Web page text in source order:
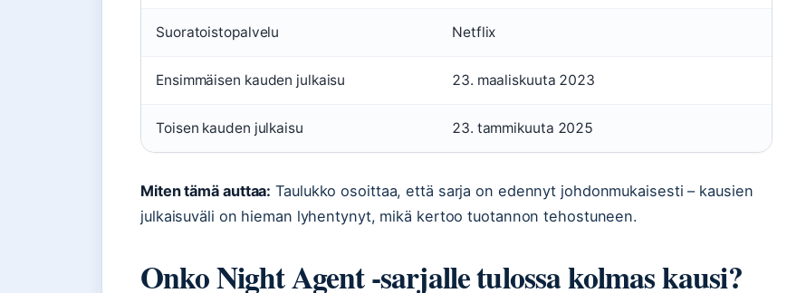
Suoratoistopalvelu Netflix
Ensimmäisen kauden julkaisu 23. maaliskuuta 2023
Toisen kauden julkaisu 23. tammikuuta 2025
Miten tämä auttaa: Taulukko osoittaa, että sarja on edennyt johdonmukaisesti – kausien
julkaisuväli on hieman lyhentynyt, mikä kertoo tuotannon tehostuneen.
Onko Night Agent -sarjalle tulossa kolmas kausi?